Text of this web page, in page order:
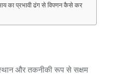
का प्रभावी ढंग से विपणन कैसे कर
और तकनीकी रूप से सक्षम